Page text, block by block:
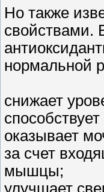
Но также
свойствами.
нормальной
снижает
оказывает
за счет
мышцы;
улучшает